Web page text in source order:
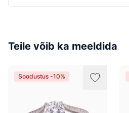
Teile võib ka meeldida
Soodustus -10%